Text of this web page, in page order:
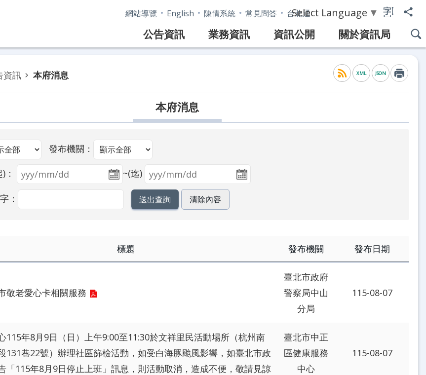
網站導覽 English 陳情系統 常見問答 台北通
Select Language ▼
公告資訊 業務資訊 資訊公開 關於資訊局
資訊 本府消息 XML JSON
本府消息
發布機關：
： ~(迄)
：
標題 發布機關 發布日期
敬老愛心卡相關服務
臺北市政府
警察局中山
分局
115-08-07
115年8月9日（日）上午9:00至11:30於文祥里民活動場所（杭州南
131巷22號）辦理社區篩檢活動，如受白海豚颱風影響，如臺北市政
「115年8月9日停止上班」訊息，則活動取消，造成不便，敬請見諒
臺北市中正
區健康服務
中心
115-08-07